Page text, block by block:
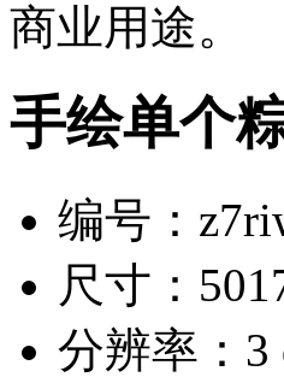
商业用途。
手绘单个
编号：
尺寸：
分辨率：3